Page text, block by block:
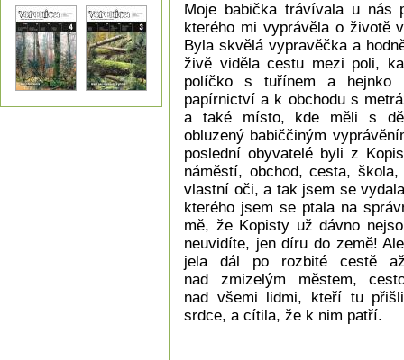
Moje babička trávívala u nás
kterého mi vyprávěla o životě
Byla skvělá vypravěčka a
živě viděla cestu mezi poli,
políčko s tuřínem a hejnko
papírnictví a k obchodu s
a také místo, kde měli s
obluzený babiččiným
poslední obyvatelé byli z
náměstí, obchod, cesta,
vlastní oči, a tak jsem se
kterého jsem se ptala na
mě, že Kopisty už dávno
neuvidíte, jen díru do země!
jela dál po rozbité cestě
nad zmizelým městem,
nad všemi lidmi, kteří tu
srdce, a cítila, že k nim patří.